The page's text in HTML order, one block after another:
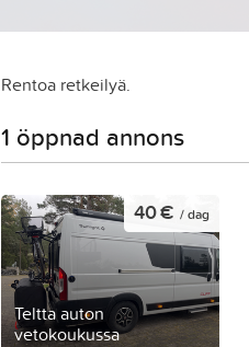
Rentoa retkeilyä.
1 öppnad annons
Teltta auton
vetokoukussa
40 € / dag